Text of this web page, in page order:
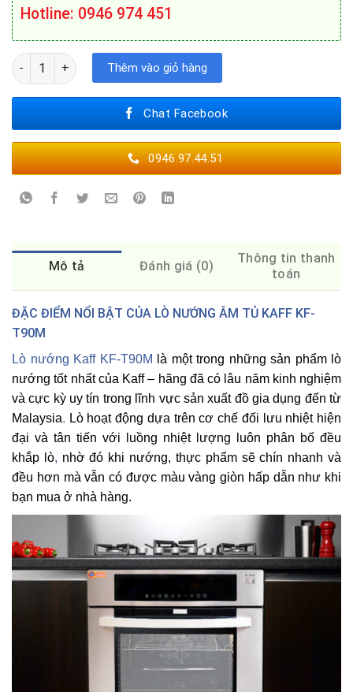
Hotline: 0946 974 451
LÒ NƯỚNG KAFF KF-T90M số lượng
Thêm vào giỏ hàng
Chat Facebook
0946.97.44.51
Mô tả Đánh giá (0)
Thông tin thanh
toán
ĐẶC ĐIỂM NỔI BẬT CỦA LÒ NƯỚNG ÂM TỦ KAFF KF-
T90M
Lò nướng Kaff KF-T90M là một trong những sản phẩm lò
nướng tốt nhất của Kaff– hãng đã có lâu năm kinh nghiệm
và cực kỳ uy tín trong lĩnh vực sản xuất đồ gia dụng đến từ
Malaysia. Lò hoạt động dựa trên cơ chế đối lưu nhiệt hiện
đại và tân tiến với luồng nhiệt lượng luôn phân bố đều
khắp lò, nhờ đó khi nướng, thực phẩm sẽ chín nhanh và
đều hơn mà vẫn có được màu vàng giòn hấp dẫn như khi
bạn mua ở nhà hàng.